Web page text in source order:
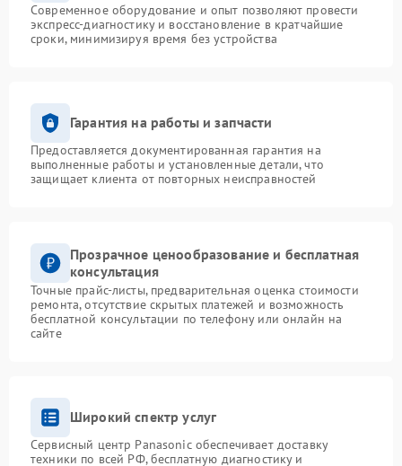
Современное оборудование и опыт позволяют провести
экспресс-диагностику и восстановление в кратчайшие
сроки, минимизируя время без устройства
Гарантия на работы и запчасти
Предоставляется документированная гарантия на
выполненные работы и установленные детали, что
защищает клиента от повторных неисправностей
Прозрачное ценообразование и бесплатная
консультация
Точные прайс-листы, предварительная оценка стоимости
ремонта, отсутствие скрытых платежей и возможность
бесплатной консультации по телефону или онлайн на
сайте
Широкий спектр услуг
Сервисный центр Panasonic обеспечивает доставку
техники по всей РФ, бесплатную диагностику и